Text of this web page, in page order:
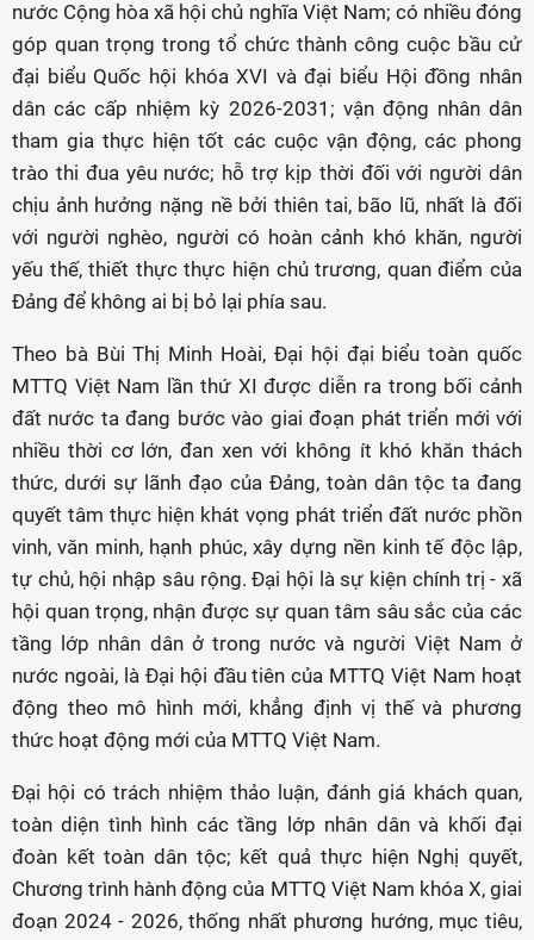
nước Cộng hòa xã hội chủ nghĩa Việt Nam; có nhiều đóng
góp quan trọng trong tổ chức thành công cuộc bầu cử
đại biểu Quốc hội khóa XVI và đại biểu Hội đồng nhân
dân các cấp nhiệm kỳ 2026-2031; vận động nhân dân
tham gia thực hiện tốt các cuộc vận động, các phong
trào thi đua yêu nước; hỗ trợ kịp thời đối với người dân
chịu ảnh hưởng nặng nề bởi thiên tai, bão lũ, nhất là đối
với người nghèo, người có hoàn cảnh khó khăn, người
yếu thế, thiết thực thực hiện chủ trương, quan điểm của
Đảng để không ai bị bỏ lại phía sau.
Theo bà Bùi Thị Minh Hoài, Đại hội đại biểu toàn quốc
MTTQ Việt Nam lần thứ XI được diễn ra trong bối cảnh
đất nước ta đang bước vào giai đoạn phát triển mới với
nhiều thời cơ lớn, đan xen với không ít khó khăn thách
thức, dưới sự lãnh đạo của Đảng, toàn dân tộc ta đang
quyết tâm thực hiện khát vọng phát triển đất nước phồn
vinh, văn minh, hạnh phúc, xây dựng nền kinh tế độc lập,
tự chủ, hội nhập sâu rộng. Đại hội là sự kiện chính trị - xã
hội quan trọng, nhận được sự quan tâm sâu sắc của các
tầng lớp nhân dân ở trong nước và người Việt Nam ở
nước ngoài, là Đại hội đầu tiên của MTTQ Việt Nam hoạt
động theo mô hình mới, khẳng định vị thế và phương
thức hoạt động mới của MTTQ Việt Nam.
Đại hội có trách nhiệm thảo luận, đánh giá khách quan,
toàn diện tình hình các tầng lớp nhân dân và khối đại
đoàn kết toàn dân tộc; kết quả thực hiện Nghị quyết,
Chương trình hành động của MTTQ Việt Nam khóa X, giai
đoạn 2024 - 2026, thống nhất phương hướng, mục tiêu,